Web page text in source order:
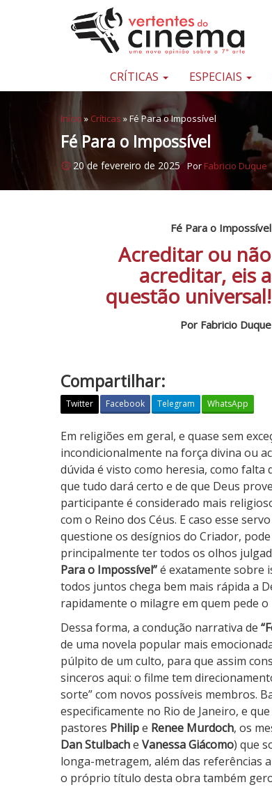
Pular para o conteúdo
Uma
sobre
sétima
arte
CRÍTICAS ESPECIAIS
Início » Críticas »Fé Para o Impossível
Fé Para o Impossível
20 de fevereiro de 2025 Por Fabricio Duque
Fé Para o Impossível
Acreditar ou não
acreditar, eis a
questão universal!
Por Fabricio Duque
Compartilhar:
Twitter Facebook Telegram WhatsApp
F
é
P
a
r
a
o
I
m
p
o
s
s
í
v
e
l
Em religiões em geral, e quase sem
incondicionalmente na força divina ou
dúvida é visto como heresia, como falta
que tudo dará certo e de que Deus
participante é considerado mais
com o Reino dos Céus. E caso esse
questione os desígnios do Criador,
principalmente ter todos os olhos
Para o Impossível”é exatamente sobre
todos juntos chega bem mais rápida a
rapidamente o milagre em quem pede o
Dessa forma, a condução narrativa de
de uma novela popular mais
púlpito de um culto, para que assim
sinceros aqui: o filme tem
sorte” com novos possíveis membros.
especificamente no Rio de Janeiro, e
pastores Philipe Renee Murdoch, os
Dan Stulbache Vanessa Giácomo) que
longa-metragem, além das referências
o próprio título desta obra também